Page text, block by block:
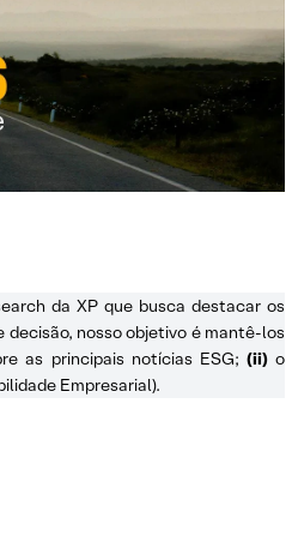
da XP que busca destacar os
decisão, nosso objetivo é mantê-los
as principais notícias ESG; (ii)o
Empresarial).